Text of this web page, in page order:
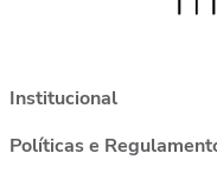
Institucional
Políticas e